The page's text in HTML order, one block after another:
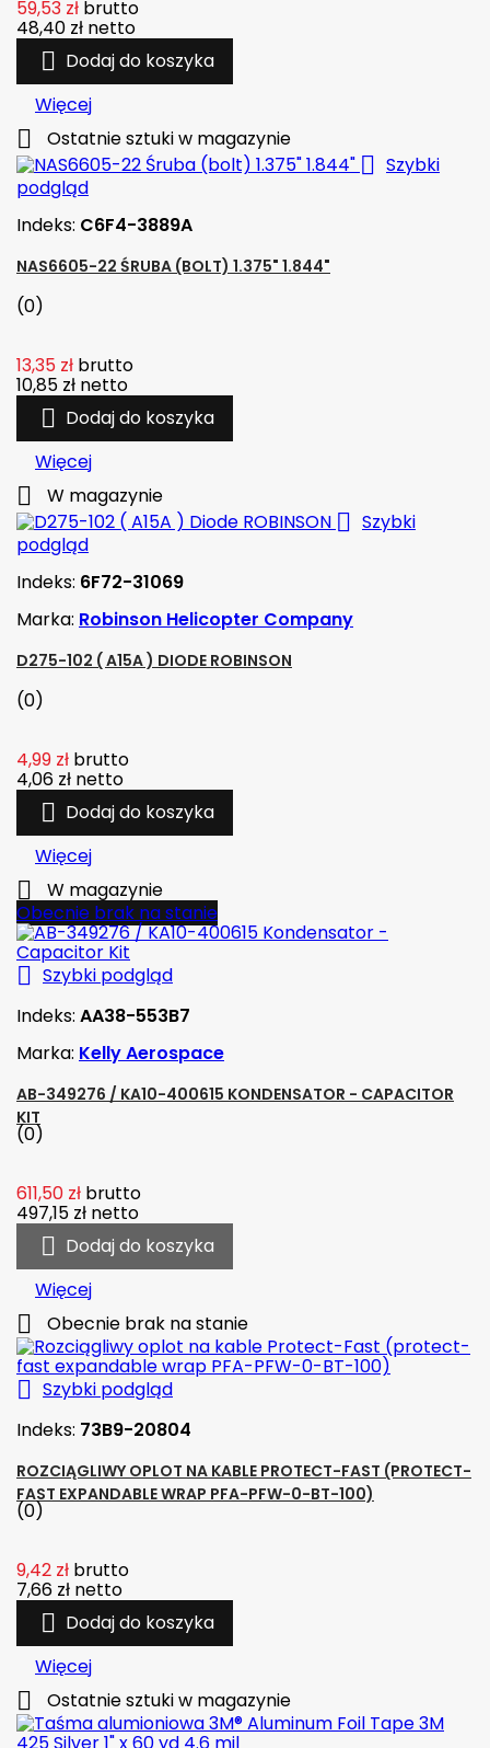
59,53 zł brutto
48,40 zł netto
 Dodaj do koszyka
Więcej
 Ostatnie sztuki w magazynie
 Szybki
podgląd
Indeks: C6F4-3889A
NAS6605-22 ŚRUBA (BOLT) 1.375" 1.844"
(0)
13,35 zł brutto
10,85 zł netto
 Dodaj do koszyka
Więcej
 W magazynie
 Szybki
podgląd
Indeks: 6F72-31069
Marka: Robinson Helicopter Company
D275-102 ( A15A ) DIODE ROBINSON
(0)
4,99 zł brutto
4,06 zł netto
 Dodaj do koszyka
Więcej

W magazynie
Obecnie brak na stanie
 Szybki podgląd
Indeks: AA38-553B7
Marka: Kelly Aerospace
AB-349276 / KA10-400615 KONDENSATOR - CAPACITOR
KIT
(0)
611,50 zł brutto
497,15 zł netto
 Dodaj do koszyka
Więcej
 Obecnie brak na stanie
 Szybki podgląd
Indeks: 73B9-20804
ROZCIĄGLIWY OPLOT NA KABLE PROTECT-FAST (PROTECT-
FAST EXPANDABLE WRAP PFA-PFW-0-BT-100)
(0)
9,42 zł brutto
7,66 zł netto
 Dodaj do koszyka
Więcej
 Ostatnie sztuki w magazynie